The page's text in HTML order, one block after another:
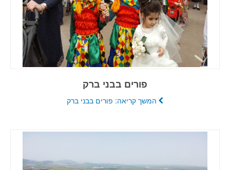
פורים בבני ברק
המשך קריאה: פורים בבני ברק